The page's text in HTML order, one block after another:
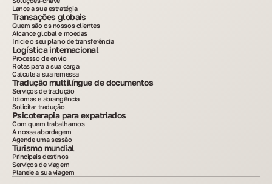
Lance a sua estratégia
Transações globais
Quem são os nossos clientes
Alcance global e moedas
Inicie o seu plano de transferência
Logística internacional
Processo de envio
Rotas para a sua carga
Calcule a sua remessa
Tradução multilíngue de documentos
Serviços de tradução
Idiomas e abrangência
Solicitar tradução
Psicoterapia para expatriados
Com quem trabalhamos
A nossa abordagem
Agende uma sessão
Turismo mundial
Principais destinos
Serviços de viagem
Planeie a sua viagem